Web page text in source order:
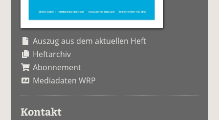
Auszug aus dem aktuellen Heft
Heftarchiv
Abonnement
Mediadaten WRP
Kontakt